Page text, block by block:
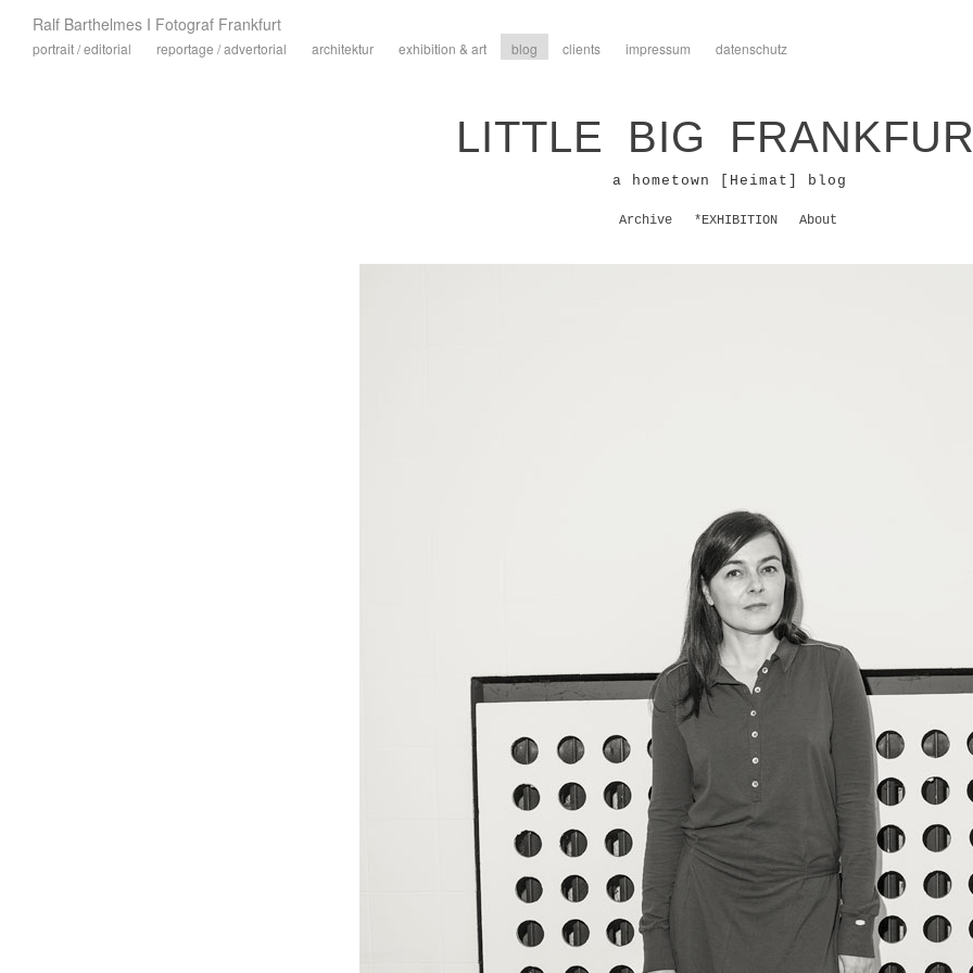
Ralf Barthelmes I Fotograf Frankfurt
portrait / editorial reportage / advertorial architektur exhibition & art blog clients impressum datenschutz
LITTLE BIG
a hometown [Heimat] blog
Archive *EXHIBITION About